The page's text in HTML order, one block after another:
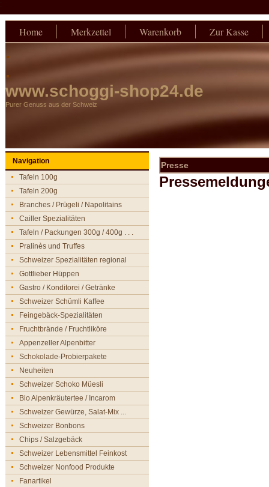
:
Home Merkzettel Warenkorb Zur Kasse
.
.
www.schoggi-shop24.de
Purer Genuss aus der Schweiz
Navigation
Tafeln 100g
Tafeln 200g
Branches / Prügeli / Napolitains
Cailler Spezialitäten
Tafeln / Packungen 300g / 400g . . .
Pralinès und Truffes
Schweizer Spezialitäten regional
Gottlieber Hüppen
Gastro / Konditorei / Getränke
Schweizer Schümli Kaffee
Feingebäck-Spezialitäten
Fruchtbrände / Fruchtliköre
Appenzeller Alpenbitter
Schokolade-Probierpakete
Neuheiten
Schweizer Schoko Müesli
Bio Alpenkräutertee / Incarom
Schweizer Gewürze, Salat-Mix ...
Schweizer Bonbons
Chips / Salzgebäck
Schweizer Lebensmittel Feinkost
Schweizer Nonfood Produkte
Fanartikel
Presse